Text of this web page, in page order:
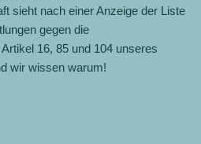
sieht nach einer Anzeige der Liste
gegen die
16, 85 und 104 unseres
wir wissen warum!